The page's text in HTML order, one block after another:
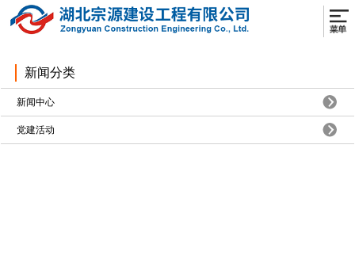
新闻分类
新闻中心
党建活动